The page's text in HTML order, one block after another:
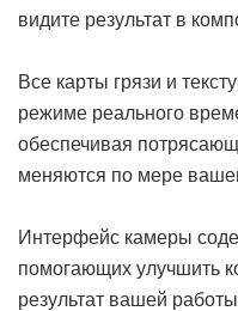
видите результат в
Все карты грязи и
режиме реального
обеспечивая
меняются по мере
Интерфейс камеры
помогающих улучшить
результат вашей